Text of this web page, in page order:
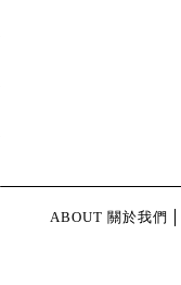
ABOUT 關於我們